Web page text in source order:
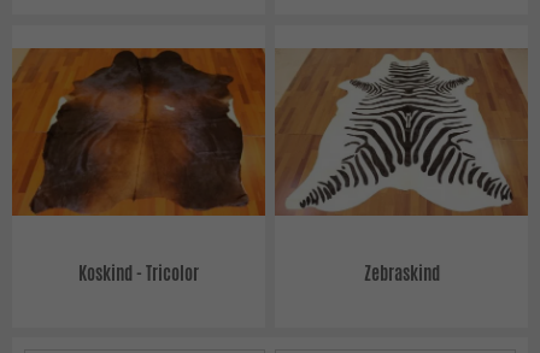
Koskind - Tricolor Zebraskind